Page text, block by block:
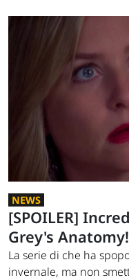
NEWS
[SPOILER]
Grey's Anatomy!
La serie di che ha
invernale, ma non